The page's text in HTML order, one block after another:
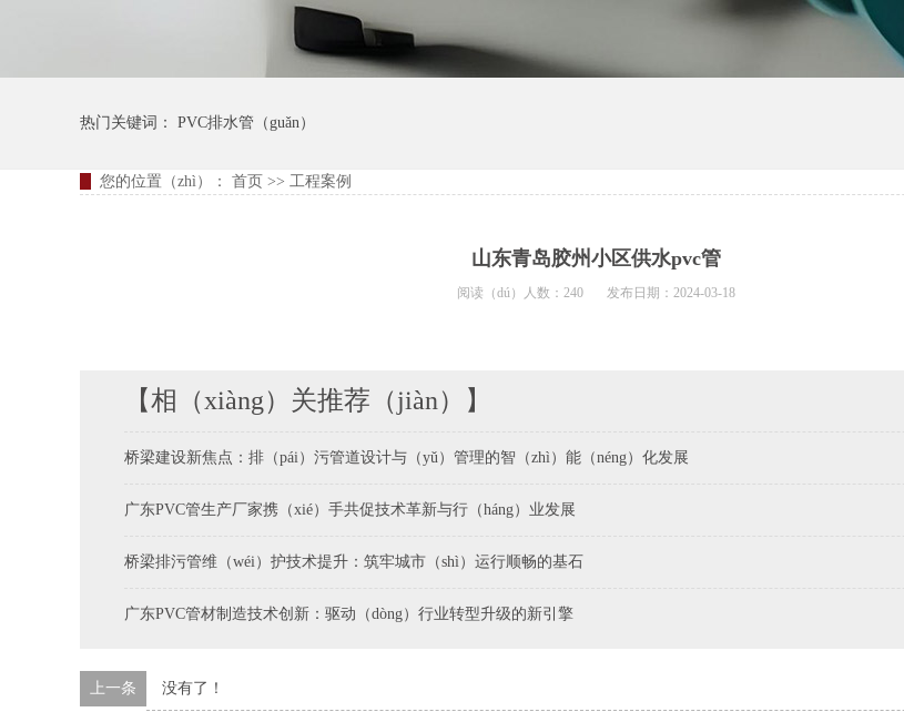
热门关键词： PVC排水管（guǎn）
您的位置（zhì）： 首页 >> 工程案例
山东青岛胶州小区供水pvc管
阅读（dú）人数：240 发布日期：2024-03-18
【相（xiàng）关推荐（jiàn）】
桥梁建设新焦点：排（pái）污管道设计与（yǔ）管理的智（zhì）能（néng）化发展
广东PVC管生产厂家携（xié）手共促技术革新与行（háng）业发展
桥梁排污管维（wéi）护技术提升：筑牢城市（shì）运行顺畅的基石
广东PVC管材制造技术创新：驱动（dòng）行业转型升级的新引擎
上一条 没有了！